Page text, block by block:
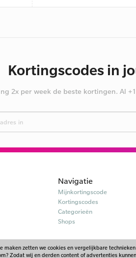
Kortingscodes in
2x per week de beste kortingen. Al
Navigatie
Mijnkortingscode
Kortingscodes
Categorieën
Shops
zetten we cookies en vergelijkbare
Zodat wij en derden content of advertenties